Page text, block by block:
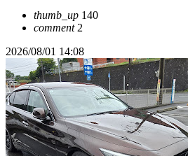
thumb_up 140
comment2
2026/08/01 14:08